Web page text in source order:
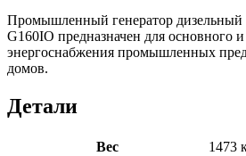
Промышленный генератор
G160IO предназначен для основного и
энергоснабжения промышленных
домов.
Детали
Вес 1473